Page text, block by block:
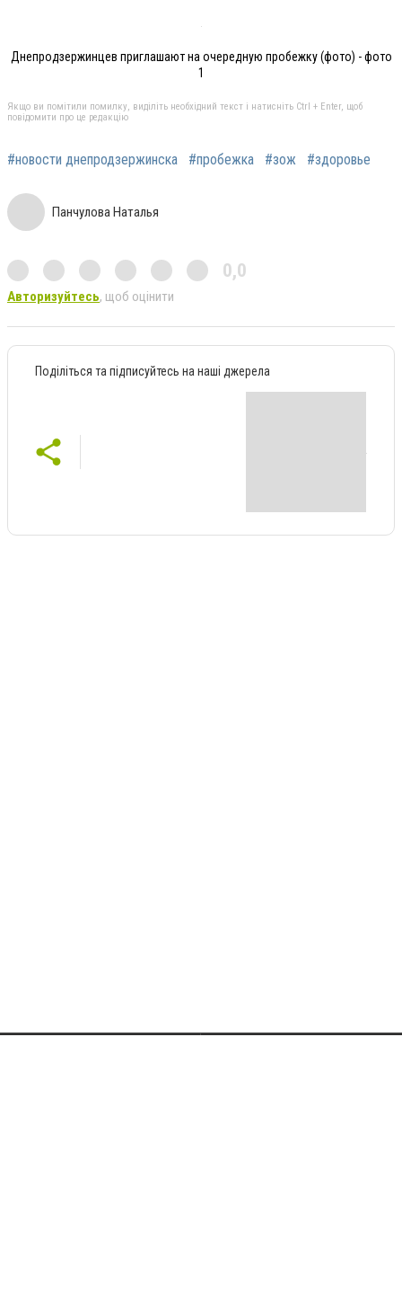
Днепродзержинцев приглашают на очередную пробежку (фото) - фото
1
Якщо ви помітили помилку, виділіть необхідний текст і натисніть Ctrl + Enter, щоб
повідомити про це редакцію
#новости днепродзержинска #пробежка #зож #здоровье
Панчулова Наталья
0,0
Авторизуйтесь, щоб оцінити
Поділіться та підписуйтесь на наші джерела